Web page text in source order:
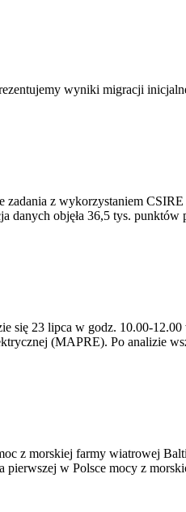
wyniki migracji
z wykorzystaniem
objęła 36,5 tys.
się 23 lipca w godz. 10.00-
(MAPRE). Po analizie
z morskiej farmy wiatrowej
w Polsce mocy z